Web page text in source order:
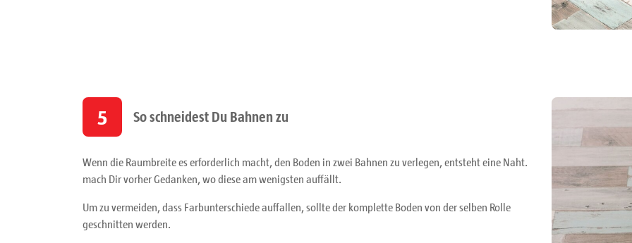
5 So schneidest Du Bahnen zu
Wenn die Raumbreite es erforderlich macht, den Boden in zwei Bahnen zu verlegen, entsteht eine Naht.
mach Dir vorher Gedanken, wo diese am wenigsten auffällt.
Um zu vermeiden, dass Farbunterschiede auffallen, sollte der komplette Boden von der selben Rolle
geschnitten werden.